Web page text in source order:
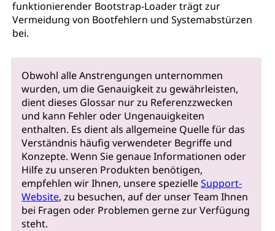
funktionierender Bootstrap-Loader trägt zur
Vermeidung von Bootfehlern und Systemabstürzen
bei.
Obwohl alle Anstrengungen unternommen
wurden, um die Genauigkeit zu gewährleisten,
dient dieses Glossar nur zu Referenzzwecken
und kann Fehler oder Ungenauigkeiten
enthalten. Es dient als allgemeine Quelle für das
Verständnis häufig verwendeter Begriffe und
Konzepte. Wenn Sie genaue Informationen oder
Hilfe zu unseren Produkten benötigen,
empfehlen wir Ihnen, unsere spezielleSupport-
Website, zu besuchen, auf der unser Team Ihnen
bei Fragen oder Problemen gerne zur Verfügung
steht.